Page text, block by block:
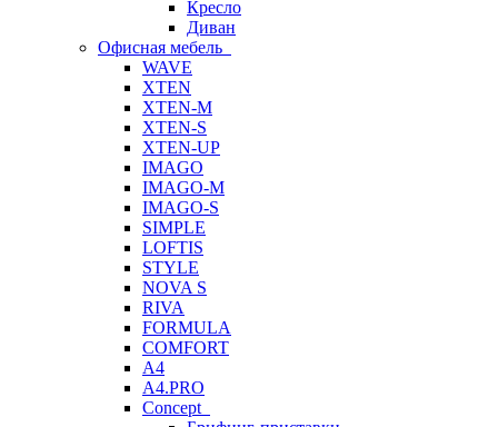
Кресло
Диван
Офисная мебель
WAVE
XTEN
XTEN-M
XTEN-S
XTEN-UP
IMAGO
IMAGO-M
IMAGO-S
SIMPLE
LOFTIS
STYLE
NOVA S
RIVA
FORMULA
COMFORT
A4
A4.PRO
Concept